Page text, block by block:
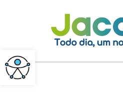
Pular para o conteúdo